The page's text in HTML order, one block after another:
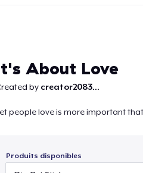
About Love
by creator2083...
people love is more important
Produits disponibles